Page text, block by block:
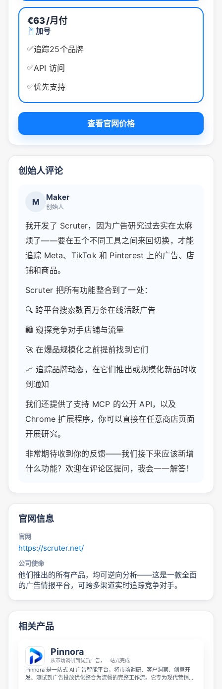
€63/月付
加号
✅追踪25个品牌
✅API 访问
✅优先支持
查看官网价格
创始人评论
M Maker
创始人
我开发了 Scruter，因为广告研究过去实在太麻
烦了——要在五个不同工具之间来回切换，才能
追踪 Meta、TikTok 和 Pinterest 上的广告、店
铺和商品。
Scruter 把所有功能整合到了一处：
🔍 跨平台搜索数百万条在线活跃广告
🛍️ 窥探竞争对手店铺与流量
🚀 在爆品规模化之前提前找到它们
📈 追踪品牌动态，在它们推出或规模化新品时收
到通知
我们还提供了支持 MCP 的公开 API，以及
Chrome 扩展程序，你可以直接在任意商店页面
开展研究。
非常期待收到你的反馈——我们接下来应该新增
什么功能？欢迎在评论区提问，我会一一解答！
官网信息
官网
https://scruter.net/
公司使命
他们推出的所有产品，均可逆向分析——这是一款全面
的广告情报平台，可跨多渠道实时追踪竞争对手。
相关产品
Pinnora
从市场调研到优质广告，一站式完成
Pinnora 是一站式 AI 广告智能平台，将市场调研、客户洞察、创意开
发、测试到广告投放优化整合为流畅的完整工作流。它专为现代营销机